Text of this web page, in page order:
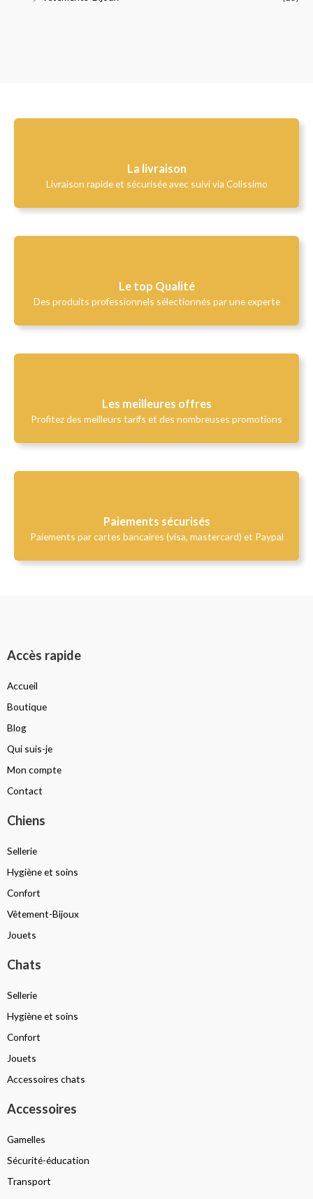
La livraison
Livraison rapide et sécurisée avec suivi via Colissimo
Le top Qualité​
Des produits professionnels sélectionnés par une experte
Les meilleures offres
Profitez des meilleurs tarifs et des nombreuses promotions
Paiements sécurisés
Paiements par cartes bancaires (visa, mastercard) et Paypal
Accès rapide
Accueil
Boutique
Blog
Qui suis-je
Mon compte
Contact
Chiens
Sellerie
Hygiène et soins
Confort
Vêtement-Bijoux
Jouets
Chats
Sellerie
Hygiène et soins
Confort
Jouets
Accessoires chats
Accessoires
Gamelles
Sécurité-éducation
Transport